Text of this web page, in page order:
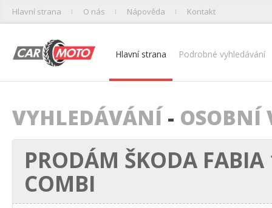
Hlavní strana O nás Nápověda Kontakt
Hlavní strana Podrobné vyhledávání
VYHLEDÁVÁNÍ - OSOBNÍ
PRODÁM ŠKODA
COMBI